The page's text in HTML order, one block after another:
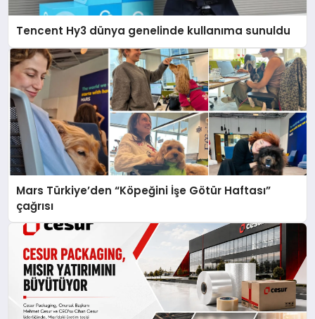
Tencent Hy3 dünya genelinde kullanıma sunuldu
Mars Türkiye’den “Köpeğini İşe Götür Haftası”
çağrısı